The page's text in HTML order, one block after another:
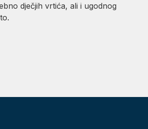
dječjih vrtića, ali i ugodnog